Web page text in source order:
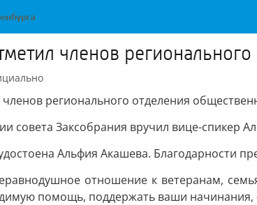
членов
регионального отделения
совета Заксобрания вручил вице-спикер
Альфия Акашева. Благодарности
отношение к ветеранам,
помощь, поддержать ваши начинания,